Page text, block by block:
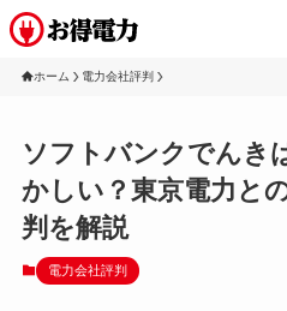
ホーム 電力会社評判
ソフトバンクでんき
かしい？東京電力と
判を解説
電力会社評判